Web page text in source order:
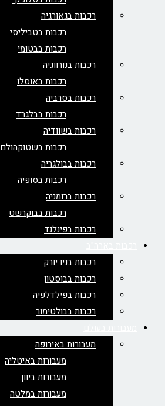
רכבות בגאורגיה
רכבות בטביליסי
רכבות בבטומי
רכבות בנורווגיה
רכבות באוסלו
רכבות בסרביה
רכבות בבלגרד
רכבות בשוודיה
רכבות בשטוקהולם
רכבות בבולגריה
רכבות בסופיה
רכבות ברומניה
רכבות בבוקרשט
רכבות בפינלנד
רכבות בניו יורק
רכבות בבוסטון
רכבות בפילדלפיה
רכבות בבולטימור
מעבורות באירופה
מעבורות באיטליה
מעבורות ביוון
מעבורות במלטה